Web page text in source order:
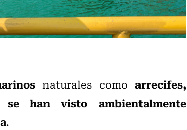
naturales como arrecifes,
han visto ambientalmente
.